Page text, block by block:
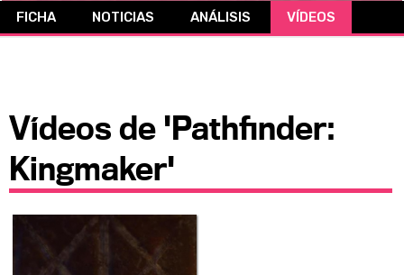
CÓMICS
FICHA NOTICIAS ANÁLISIS VÍDEOS
Vídeos de 'Pathfinder:
Kingmaker'